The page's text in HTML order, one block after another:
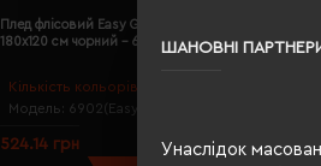
ШАНОВНІ
Унаслідок
Кількість кольорів:
Модель: 6902(Easy Gifts)
Плед флісовий Easy Gifts Nashville
180х120 см чорний - 690203
524.14 грн